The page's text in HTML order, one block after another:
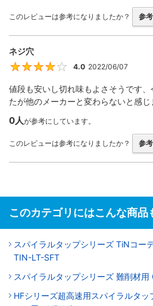
このレビューは参考になりましたか？ 参
ネジ穴
4
4.0 2022/06/07
値段も安いし切れ味もよさそうです
たが他のメーカーと変わらないと感じ
0人が参考にしています。
このレビューは参考になりましたか？ 参
このカテゴリにはこんな商品
スパイラルタップシリーズ TiNコー
TIN-LT-SFT
スパイラルタップシリーズ 難削材用
HFシリーズ超高速用スパイラルタ